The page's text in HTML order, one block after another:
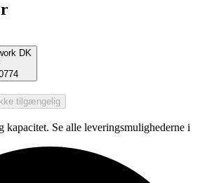
DK
Ikke tilgængelig
Se alle leveringsmulighederne i